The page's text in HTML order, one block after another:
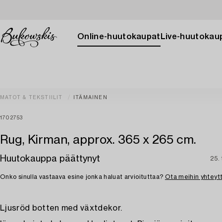
Online-huutokaupat Live-
MATOT & TEKSTIILIT ITÄMAINEN
1702753
Rug, Kirman, approx. 365 x 265 cm.
Huutokauppa päättynyt 25.
Onko sinulla vastaava esine jonka haluat arvioituttaa? Ota meihin
Ljusröd botten med växtdekor.